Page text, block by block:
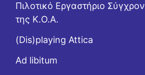
Πιλοτικό Εργαστήριο
της Κ.Ο.Α.
(Dis)playing Attica
Ad libitum